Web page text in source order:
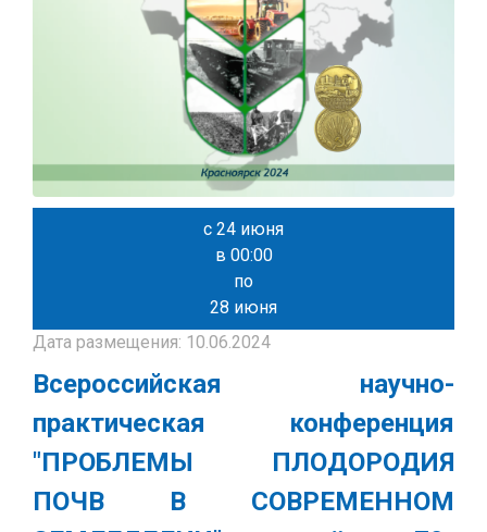
с 24 июня
в 00:00
по
28 июня
Дата размещения: 10.06.2024
Всероссийская научно-
практическая конференция
"ПРОБЛЕМЫ ПЛОДОРОДИЯ
ПОЧВ В СОВРЕМЕННОМ